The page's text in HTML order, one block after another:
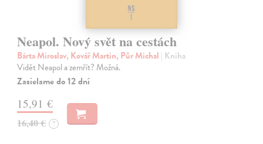
Neapol. Nový svět na cestách
Bárta Miroslav, Kovář Martin, Půr Michal | Kniha
Vidět Neapol a zemřít? Možná.
Zasielame do 12 dní
15,91 €
16,40 € ?